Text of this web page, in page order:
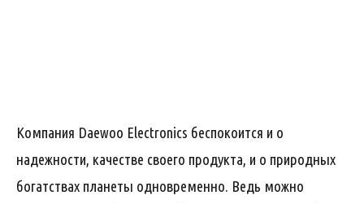
Компания Daewoo Elеctronics беспокоится и о
надежности, качестве своего продукта, и о природных
богатствах планеты одновременно. Ведь можно